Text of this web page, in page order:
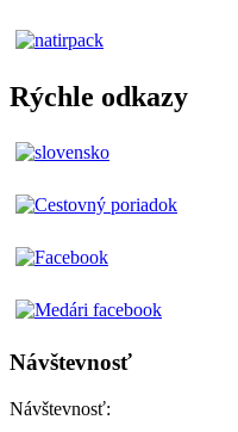
Rýchle odkazy
Návštevnosť
Návštevnosť: